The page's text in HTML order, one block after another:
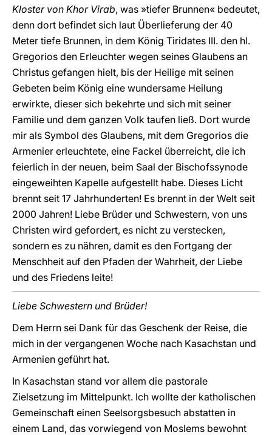
Kloster von Khor Virab, was »tiefer Brunnen« bedeutet,
denn dort befindet sich laut Überlieferung der 40
Meter tiefe Brunnen, in dem König Tiridates III. den hl.
Gregorios den Erleuchter wegen seines Glaubens an
Christus gefangen hielt, bis der Heilige mit seinen
Gebeten beim König eine wundersame Heilung
erwirkte, dieser sich bekehrte und sich mit seiner
Familie und dem ganzen Volk taufen ließ. Dort wurde
mir als Symbol des Glaubens, mit dem Gregorios die
Armenier erleuchtete, eine Fackel überreicht, die ich
feierlich in der neuen, beim Saal der Bischofssynode
eingeweihten Kapelle aufgestellt habe. Dieses Licht
brennt seit 17 Jahrhunderten! Es brennt in der Welt seit
2000 Jahren! Liebe Brüder und Schwestern, von uns
Christen wird gefordert, es nicht zu verstecken,
sondern es zu nähren, damit es den Fortgang der
Menschheit auf den Pfaden der Wahrheit, der Liebe
und des Friedens leite!
Liebe Schwestern und Brüder!
Dem Herrn sei Dank für das Geschenk der Reise, die
mich in der vergangenen Woche nach Kasachstan und
Armenien geführt hat.
In Kasachstan stand vor allem die pastorale
Zielsetzung im Mittelpunkt. Ich wollte der katholischen
Gemeinschaft einen Seelsorgsbesuch abstatten in
einem Land, das vorwiegend von Moslems bewohnt